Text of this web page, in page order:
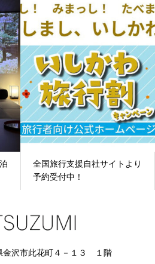
全国旅行支援自社サイトより
予約受付中！
金沢市此花町４－１３ １階